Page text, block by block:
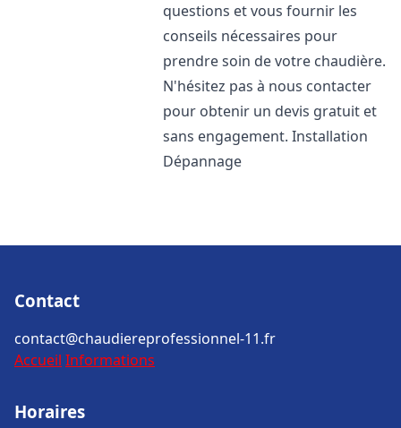
questions et vous fournir les
conseils nécessaires pour
prendre soin de votre chaudière.
N'hésitez pas à nous contacter
pour obtenir un devis gratuit et
sans engagement. Installation
Dépannage
Contact
contact@chaudiereprofessionnel-11.fr
Accueil Informations
Horaires